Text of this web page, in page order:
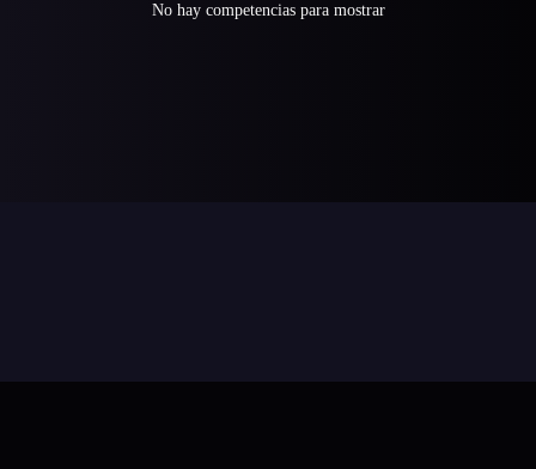
No hay competencias para mostrar